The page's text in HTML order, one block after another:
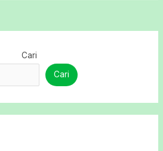
Cari
Cari